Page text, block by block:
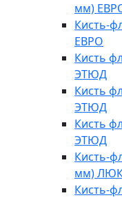
мм)
Кисть-
ЕВРО
Кисть
ЭТЮД
Кисть
ЭТЮД
Кисть
ЭТЮД
Кисть-
мм)
Кисть-